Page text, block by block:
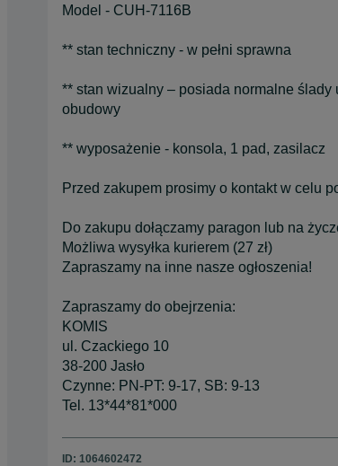
Model - CUH-7116B
** stan techniczny - w pełni sprawna
** stan wizualny – posiada normalne
obudowy
** wyposażenie - konsola, 1 pad, zasilacz
Przed zakupem prosimy o kontakt w celu
Do zakupu dołączamy paragon lub na
Możliwa wysyłka kurierem (27 zł)
Zapraszamy na inne nasze ogłoszenia!
Zapraszamy do obejrzenia:
KOMIS
ul. Czackiego 10
38-200 Jasło
Czynne: PN-PT: 9-17, SB: 9-13
Tel. 13*44*81*000
ID: 1064602472